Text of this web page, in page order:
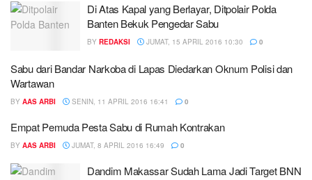
Di Atas Kapal yang Berlayar, Ditpolair Polda
Banten Bekuk Pengedar Sabu
BY REDAKSI JUMAT, 15 APRIL 2016 10:30 0
Sabu dari Bandar Narkoba di Lapas Diedarkan Oknum Polisi dan
Wartawan
BY AAS ARBI SENIN, 11 APRIL 2016 16:41 0
Empat Pemuda Pesta Sabu di Rumah Kontrakan
BY AAS ARBI JUMAT, 8 APRIL 2016 16:49 0
Dandim Makassar Sudah Lama Jadi Target BNN